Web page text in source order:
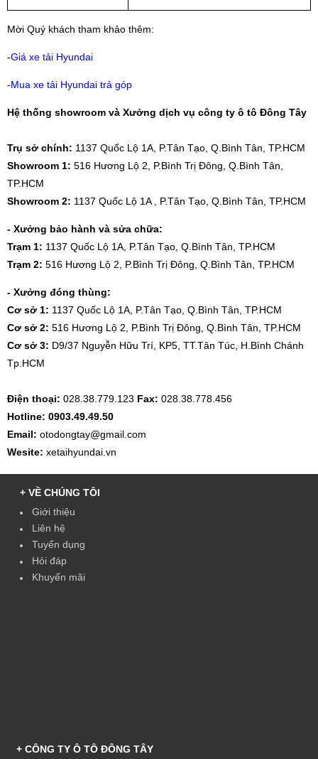
Mời Quý khách tham khảo thêm:
-Giá xe tải Hyundai
-Mua xe tải Hyundai trả góp
Hệ thống showroom và Xưởng dịch vụ công ty ô tô Đông Tây
Trụ sở chính: 1137 Quốc Lộ 1A, P.Tân Tạo, Q.Bình Tân, TP.HCM
Showroom 1: 516 Hương Lộ 2, P.Bình Trị Đông, Q.Bình Tân,
TP.HCM
Showroom 2: 1137 Quốc Lộ 1A , P.Tân Tạo, Q.Bình Tân, TP.HCM
- Xưởng bảo hành và sửa chữa:
Trạm 1: 1137 Quốc Lộ 1A, P.Tân Tạo, Q.Bình Tân, TP.HCM
Trạm 2: 516 Hương Lộ 2, P.Bình Trị Đông, Q.Bình Tân, TP.HCM
- Xưởng đóng thùng:
Cơ sở 1: 1137 Quốc Lộ 1A, P.Tân Tạo, Q.Bình Tân, TP.HCM
Cơ sở 2: 516 Hương Lộ 2, P.Bình Trị Đông, Q.Bình Tân, TP.HCM
Cơ sở 3: D9/37 Nguyễn Hữu Trí, KP5, TT.Tân Túc, H.Bình Chánh
Tp.HCM
Điện thoại: 028.38.779.123 Fax: 028.38.778.456
Hotline: 0903.49.49.50
Email: otodongtay@gmail.com
Wesite: xetaihyundai.vn
+ VỀ CHÚNG TÔI
Giới thiệu
Liên hệ
Tuyển dụng
Hỏi đáp
Khuyến mãi
+ CÔNG TY Ô TÔ ĐÔNG TÂY